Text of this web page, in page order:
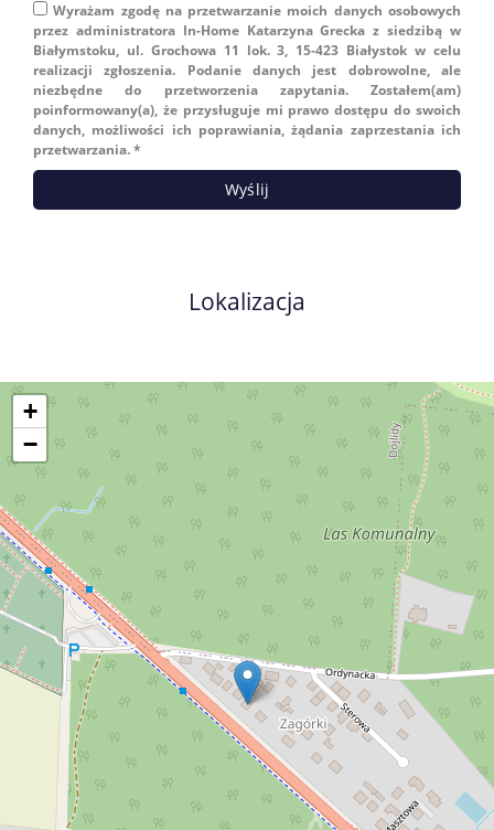
Wyrażam zgodę na przetwarzanie moich danych osobowych
przez administratora In-Home Katarzyna Grecka z siedzibą w
Białymstoku, ul. Grochowa 11 lok. 3, 15-423 Białystok w celu
realizacji zgłoszenia. Podanie danych jest dobrowolne, ale
niezbędne do przetworzenia zapytania. Zostałem(am)
poinformowany(a), że przysługuje mi prawo dostępu do swoich
danych, możliwości ich poprawiania, żądania zaprzestania ich
przetwarzania. *
Lokalizacja
+
−